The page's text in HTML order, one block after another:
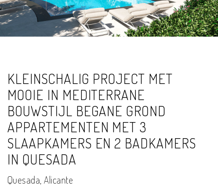
22 foto's
KLEINSCHALIG PROJECT MET
MOOIE IN MEDITERRANE
BOUWSTIJL BEGANE GROND
APPARTEMENTEN MET 3
SLAAPKAMERS EN 2 BADKAMERS
IN QUESADA
Quesada, Alicante